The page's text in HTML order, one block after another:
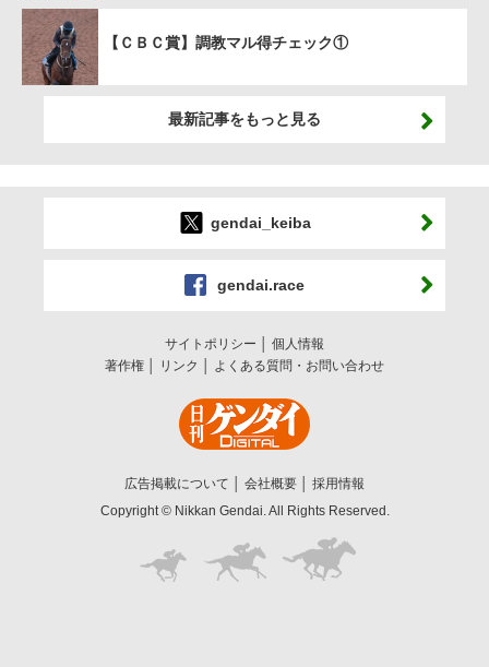
【ＣＢＣ賞】調教マル得チェック①
最新記事をもっと見る
gendai_keiba
gendai.race
サイトポリシー
個人情報
著作権
リンク よくある質問・お問い合わせ
広告掲載について 会社概要
採用情報
Copyright © Nikkan Gendai. All Rights Reserved.